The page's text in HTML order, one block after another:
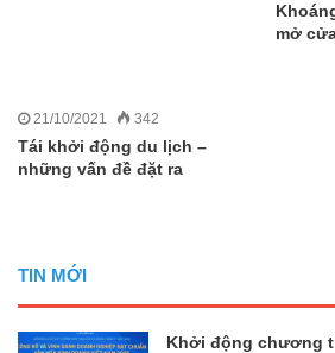
21/10/2021 342
Tái khởi động du lịch –
những vấn đề đặt ra
mở
TIN MỚI
Khởi động chương